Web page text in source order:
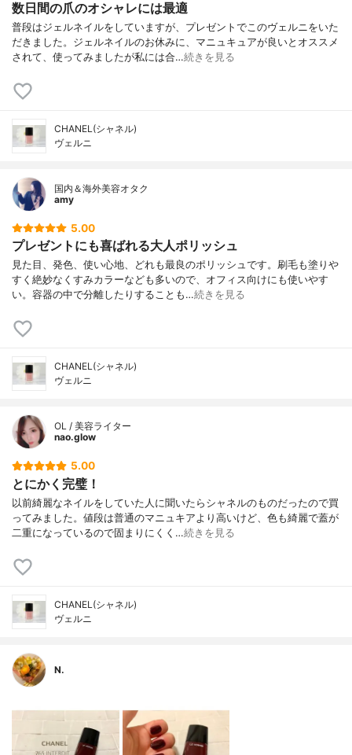
数日間の爪のオシャレには最適
普段はジェルネイルをしていますが、プレゼントでこのヴェルニをいた
だきました。ジェルネイルのお休みに、マニュキュアが良いとオススメ
されて、使ってみましたが私には合…続きを見る
CHANEL(シャネル)
ヴェルニ
国内＆海外美容オタク
amy
5.00
プレゼントにも喜ばれる大人ポリッシュ
見た目、発色、使い心地、どれも最良のポリッシュです。刷毛も塗りや
すく絶妙なくすみカラーなども多いので、オフィス向けにも使いやす
い。容器の中で分離したりすることも…続きを見る
CHANEL(シャネル)
ヴェルニ
OL / 美容ライター
nao.glow
5.00
とにかく完璧！
以前綺麗なネイルをしていた人に聞いたらシャネルのものだったので買
ってみました。値段は普通のマニュキアより高いけど、色も綺麗で蓋が
二重になっているので固まりにくく…続きを見る
CHANEL(シャネル)
ヴェルニ
N.